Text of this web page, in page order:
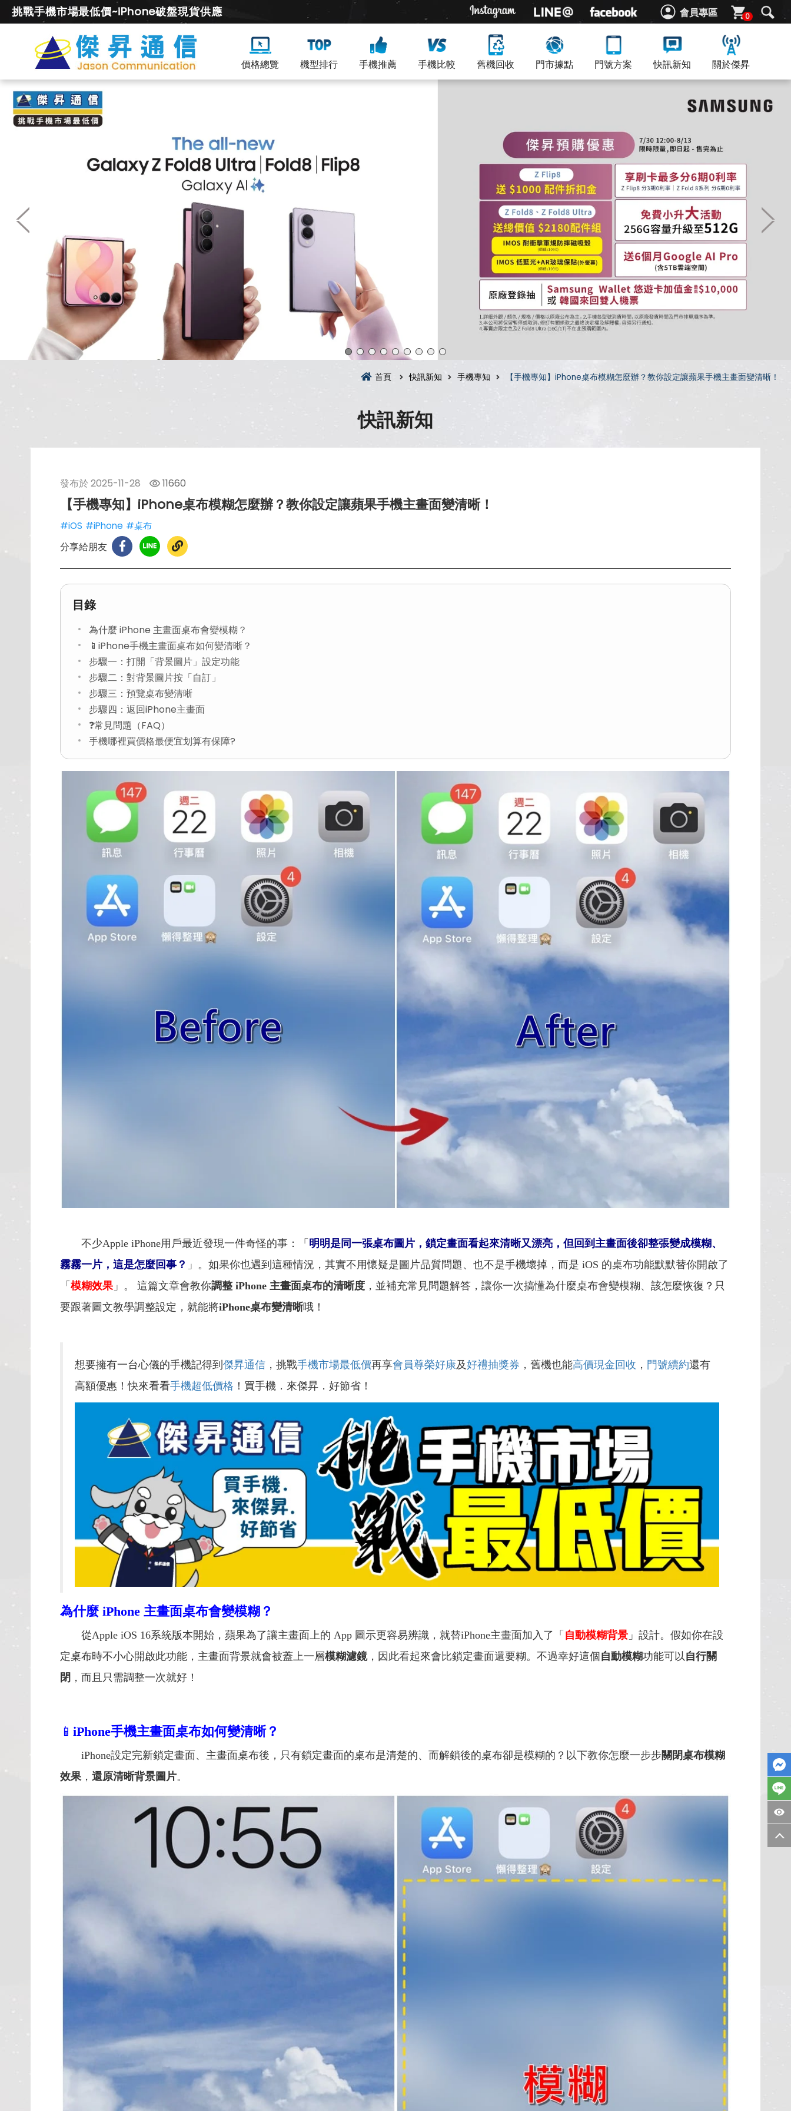
會員專區 0
挑戰手機市場最低價~iPhone破盤現貨供應
價格總覽 機型排行 手機推薦 手機比較 舊機回收 門市據點 門號方案 快訊新知 關於傑昇
首頁 快訊新知 手機專知 【手機專知】iPhone桌布模糊怎麼辦？教你設定讓蘋果手機主畫面變清晰！
快訊新知
發布於 2025-11-28 11660
【手機專知】iPhone桌布模糊怎麼辦？教你設定讓蘋果手機主畫面變清晰！
#iOS #iPhone #桌布
分享給朋友
目錄
為什麼 iPhone 主畫面桌布會變模糊？
📱iPhone手機主畫面桌布如何變清晰？
步驟一：打開「背景圖片」設定功能
步驟二：對背景圖片按「自訂」
步驟三：預覽桌布變清晰
步驟四：返回iPhone主畫面
❓常見問題（FAQ）
手機哪裡買價格最便宜划算有保障?
不少Apple iPhone用戶最近發現一件奇怪的事：「 明明是同一張桌布圖片，鎖定畫面看起來清晰又漂亮，但回到主畫面後卻整張變成模糊、
霧霧一片，這是怎麼回事？ 」。如果你也遇到這種情況，其實不用懷疑是圖片品質問題、也不是手機壞掉，而是 iOS 的桌布功能默默替你開啟了
「 模糊效果」。 這篇文章會教你調整 iPhone 主畫面桌布的清晰度 ，並補充常見問題解答，讓你一次搞懂為什麼桌布會變模糊、該怎麼恢復？只
要跟著圖文教學調整設定，就能將iPhone桌布變清晰哦！
想要擁有一台心儀的手機記得到 傑昇通信 ，挑戰手機市場最低價再享會員尊榮好康及好禮抽獎券 ，舊機也能高價現金回收 ， 門號續約還有
高額優惠！快來看看手機超低價格 ！買手機．來傑昇．好節省！
為什麼 iPhone 主畫面桌布會變模糊？
從Apple iOS 16系統版本開始，蘋果為了讓主畫面上的 App 圖示更容易辨識，就替iPhone主畫面加入了「 自動模糊背景 」設計。假如你在設
定桌布時不小心開啟此功能，主畫面背景就會被蓋上一層模糊濾鏡，因此看起來會比鎖定畫面還要糊。不過幸好這個 自動模糊功能可以自行關
閉 ，而且只需調整一次就好！
📱 iPhone手機主畫面桌布如何變清晰？
iPhone設定完新鎖定畫面、主畫面桌布後，只有鎖定畫面的桌布是清楚的、而解鎖後的桌布卻是模糊的？以下教你怎麼一步步關閉桌布模糊
效果， 還原清晰背景圖片。